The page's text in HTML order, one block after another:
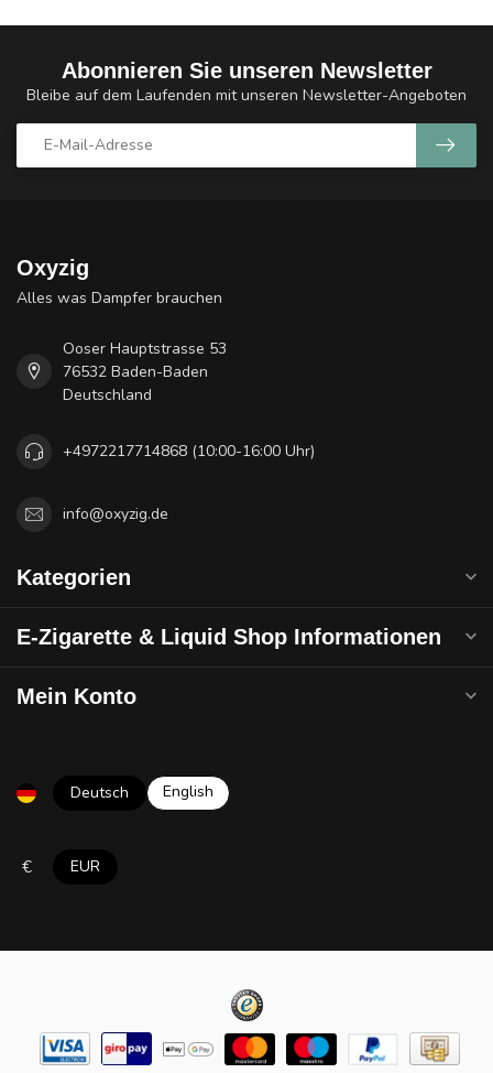
Abonnieren Sie unseren Newsletter
Bleibe auf dem Laufenden mit unseren Newsletter-Angeboten
Oxyzig
Alles was Dampfer brauchen
Ooser Hauptstrasse 53
76532 Baden-Baden
Deutschland
+4972217714868 (10:00-16:00 Uhr)
info@oxyzig.de
Kategorien
E-Zigarette & Liquid Shop Informationen
Mein Konto
Deutsch English
€ EUR